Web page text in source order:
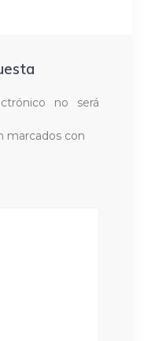
no será
marcados con